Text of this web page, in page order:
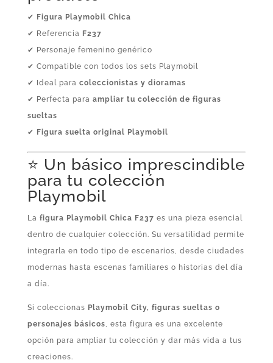
✔ Figura Playmobil Chica
✔ Referencia F237
✔ Personaje femenino genérico
✔ Compatible con todos los sets Playmobil
✔ Ideal para coleccionistas y dioramas
✔ Perfecta para ampliar tu colección de figuras
sueltas
✔ Figura suelta original Playmobil
⭐ Un básico imprescindible
para tu colección
Playmobil
La figura Playmobil Chica F237 es una pieza esencial
dentro de cualquier colección. Su versatilidad permite
integrarla en todo tipo de escenarios, desde ciudades
modernas hasta escenas familiares o historias del día
a día.
Si coleccionas Playmobil City, figuras sueltas o
personajes básicos, esta figura es una excelente
opción para ampliar tu colección y dar más vida a tus
creaciones.